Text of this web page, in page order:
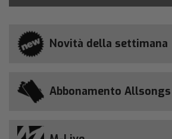
Novità della settimana
Abbonamento Allsongs